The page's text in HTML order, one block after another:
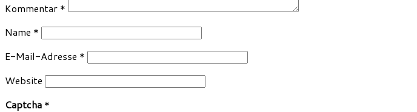
Kommentar *
Name *
E-Mail-Adresse *
Website
Captcha *